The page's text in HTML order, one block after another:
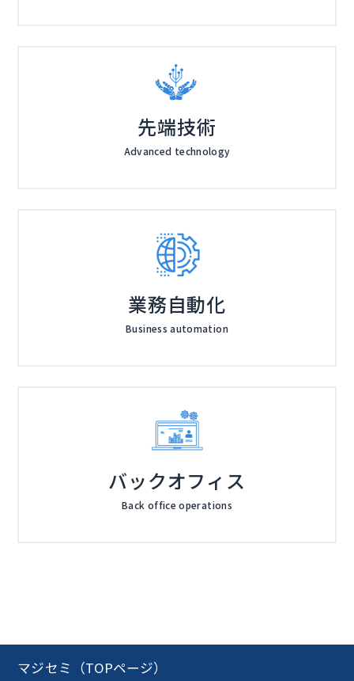
先端技術
Advanced technology
業務自動化
Business automation
バックオフィス
Back office operations
マジセミ（TOPページ）